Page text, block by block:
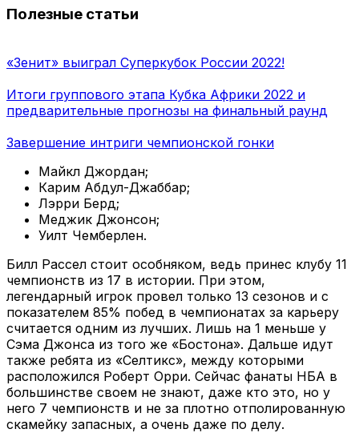
Полезные статьи
«Зенит» выиграл Суперкубок России 2022!
Итоги группового этапа Кубка Африки 2022 и
предварительные прогнозы на финальный раунд
Завершение интриги чемпионской гонки
Майкл Джордан;
Карим Абдул-Джаббар;
Лэрри Берд;
Меджик Джонсон;
Уилт Чемберлен.
Билл Рассел стоит особняком, ведь принес клубу 11
чемпионств из 17 в истории. При этом,
легендарный игрок провел только 13 сезонов и с
показателем 85% побед в чемпионатах за карьеру
считается одним из лучших. Лишь на 1 меньше у
Сэма Джонса из того же «Бостона». Дальше идут
также ребята из «Селтикс», между которыми
расположился Роберт Орри. Сейчас фанаты НБА в
большинстве своем не знают, даже кто это, но у
него 7 чемпионств и не за плотно отполированную
скамейку запасных, а очень даже по делу.